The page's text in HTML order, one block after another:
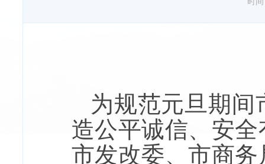
为规范元旦期
造公平诚信、安
市发改委、市商